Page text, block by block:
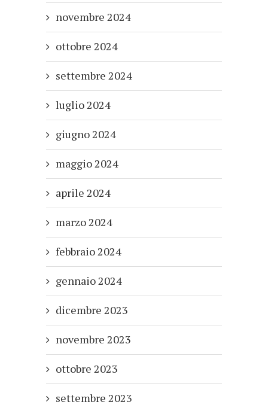
novembre 2024
ottobre 2024
settembre 2024
luglio 2024
giugno 2024
maggio 2024
aprile 2024
marzo 2024
febbraio 2024
gennaio 2024
dicembre 2023
novembre 2023
ottobre 2023
settembre 2023